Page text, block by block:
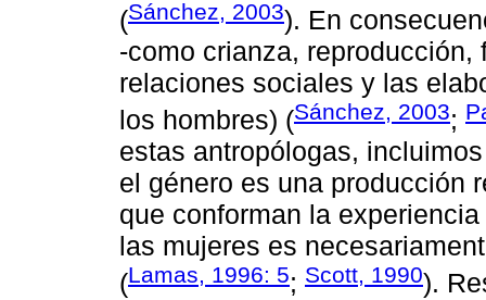
(Sánchez, 2003). En
-como crianza,
relaciones sociales y las
los hombres) (Sánchez, 2003;
estas antropólogas,
el género es una producción
que conforman la
las mujeres es
(Lamas, 1996: 5; Scott, 1990).